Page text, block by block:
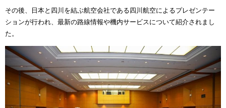
その後、日本と四川を結ぶ航空会社である四川航空によるプレゼンテー
ションが行われ、最新の路線情報や機内サービスについて紹介されまし
た。